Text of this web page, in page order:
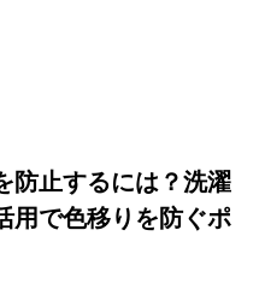
防止するには？洗濯
用で色移りを防ぐポ